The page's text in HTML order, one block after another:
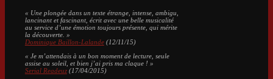
« Une plongée dans un texte étrange, intense, ambigu,
lancinant et fascinant, écrit avec une belle musicalité
au service d’une émotion toujours présente, qui mérite
la découverte. »
Dominique Baillon-Lalande(12/11/15)
« Je m’attendais à un bon moment de lecture, seule
assise au soleil, et bien j’ai pris ma claque ! »
Serial Readeuz(17/04/2015)